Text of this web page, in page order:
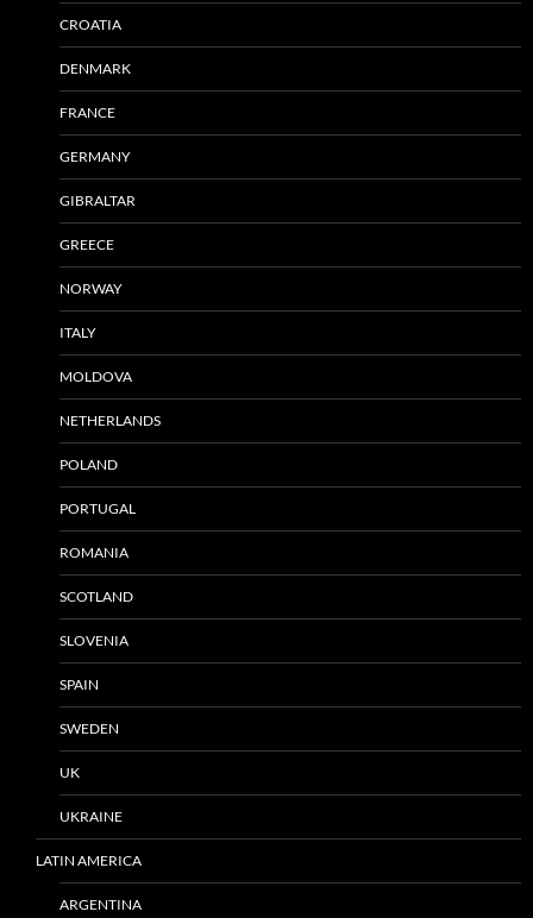
CROATIA
DENMARK
FRANCE
GERMANY
GIBRALTAR
GREECE
NORWAY
ITALY
MOLDOVA
NETHERLANDS
POLAND
PORTUGAL
ROMANIA
SCOTLAND
SLOVENIA
SPAIN
SWEDEN
UK
UKRAINE
LATIN AMERICA
ARGENTINA